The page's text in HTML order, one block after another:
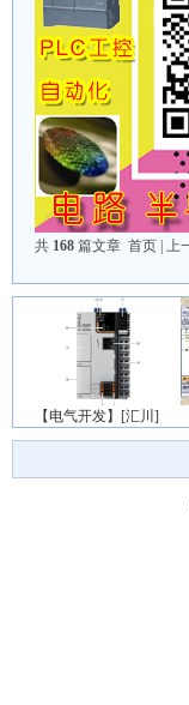
共 168 篇文章 首页 | 上
【电气开发】[汇川]